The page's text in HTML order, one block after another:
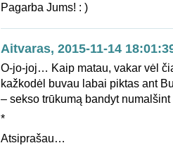
Pagarba Jums! : )
Aitvaras, 2015-11-14
O-jo-joj… Kaip matau, vakar vėl
kažkodėl buvau labai piktas ant
– sekso trūkumą bandyt
*
Atsiprašau…